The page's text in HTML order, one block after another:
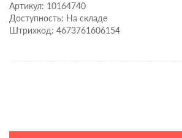
Артикул: 10164740
Доступность: На складе
Штрихкод: 4673761606154